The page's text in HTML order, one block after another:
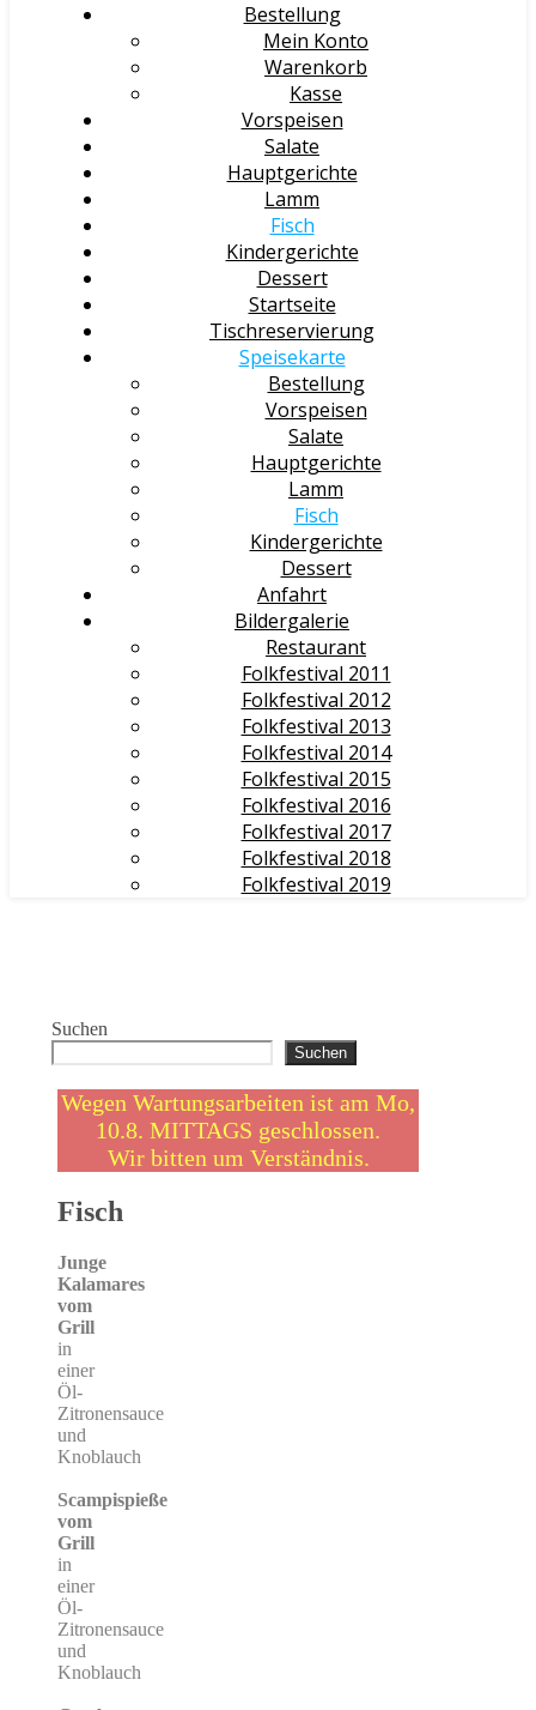
Bestellung
Mein Konto
Warenkorb
Kasse
Vorspeisen
Salate
Hauptgerichte
Lamm
Fisch
Kindergerichte
Dessert
Startseite
Tischreservierung
Speisekarte
Bestellung
Vorspeisen
Salate
Hauptgerichte
Lamm
Fisch
Kindergerichte
Dessert
Anfahrt
Bildergalerie
Restaurant
Folkfestival 2011
Folkfestival 2012
Folkfestival 2013
Folkfestival 2014
Folkfestival 2015
Folkfestival 2016
Folkfestival 2017
Folkfestival 2018
Folkfestival 2019
Suchen
Suchen
Wegen Wartungsarbeiten ist am Mo,
10.8. MITTAGS geschlossen.
Wir bitten um Verständnis.
Fisch
Junge
Kalamares
vom
Grill
in
einer
Öl-
Zitronensauce
und
Knoblauch
Scampispieße
vom
Grill
in
einer
Öl-
Zitronensauce
und
Knoblauch